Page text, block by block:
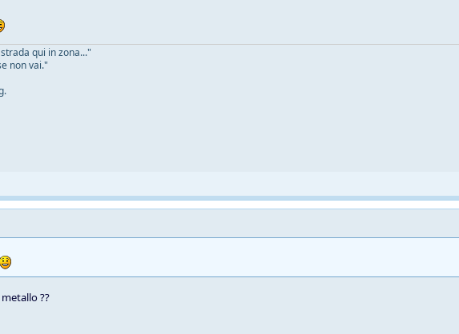
qui in zona..."
non vai."
??